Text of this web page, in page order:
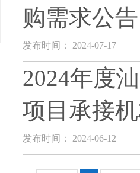
购需求公告
发布时间： 2024-07-17
2024年度
项目承接
发布时间： 2024-06-12